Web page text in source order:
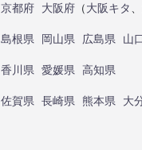
京都府 大阪府 （大阪キタ、
島根県 岡山県 広島県 山
香川県 愛媛県 高知県
佐賀県 長崎県 熊本県 大